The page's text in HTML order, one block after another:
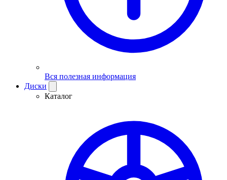
Вся полезная информация
Диски
Каталог